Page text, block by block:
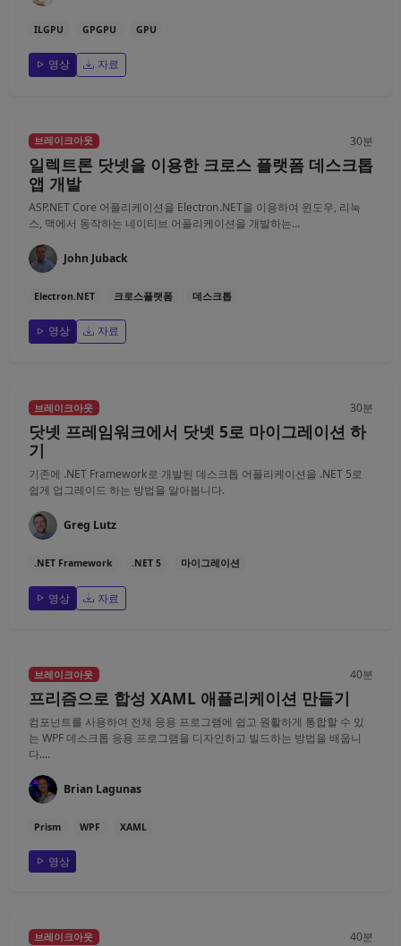
ILGPU GPGPU GPU
영상 자료
브레이크아웃 30분
일렉트론 닷넷을 이용한 크로스 플랫폼 데스크톱
앱 개발
ASP.NET Core 어플리케이션을 Electron.NET을 이용하여 윈도우, 리눅
스, 맥에서 동작하는 네이티브 어플리케이션을 개발하는...
John Juback
Electron.NET 크로스플랫폼 데스크톱
영상 자료
브레이크아웃 30분
닷넷 프레임워크에서 닷넷 5로 마이그레이션 하
기
기존에 .NET Framework로 개발된 데스크톱 어플리케이션을 .NET 5로
쉽게 업그레이드 하는 방법을 알아봅니다.
Greg Lutz
.NET Framework .NET 5 마이그레이션
영상 자료
브레이크아웃 40분
프리즘으로 합성 XAML 애플리케이션 만들기
컴포넌트를 사용하여 전체 응용 프로그램에 쉽고 원활하게 통합할 수 있
는 WPF 데스크톱 응용 프로그램을 디자인하고 빌드하는 방법을 배웁니
다....
Brian Lagunas
Prism WPF XAML
영상
브레이크아웃 40분